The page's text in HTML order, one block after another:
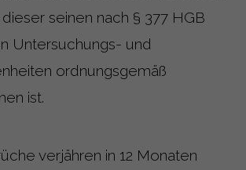
seinen nach § 377 HGB
Untersuchungs- und
ordnungsgemäß
ist.
verjähren in 12 Monaten